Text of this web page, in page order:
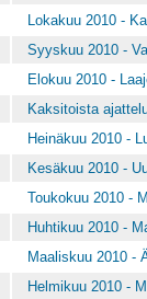
Lokakuu 2010 -
Syyskuu 2010 -
Elokuu 2010 -
Kaksitoista
Heinäkuu 2010 -
Kesäkuu 2010 -
Toukokuu 2010 -
Huhtikuu 2010 -
Maaliskuu 2010 -
Helmikuu 2010 -